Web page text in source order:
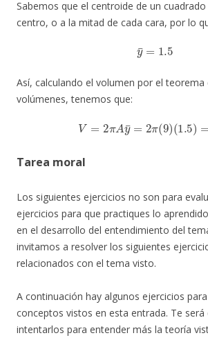
Sabemos que el centroide de un
centro, o a la mitad de cada cara, por lo
y ¯= 1.5
Así, calculando el volumen por el teorema
volúmenes, tenemos que:
V= 2πAy¯= 2π(9)(1.5)=
Tarea moral
Los siguientes ejercicios no son para
ejercicios para que practiques lo
en el desarrollo del entendimiento del
invitamos a resolver los siguientes
relacionados con el tema visto.
A continuación hay algunos ejercicios
conceptos vistos en esta entrada. Te será
intentarlos para entender más la teoría